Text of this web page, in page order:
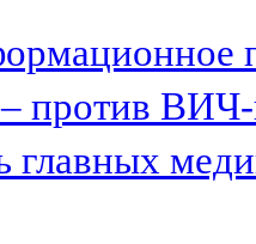
против
главных